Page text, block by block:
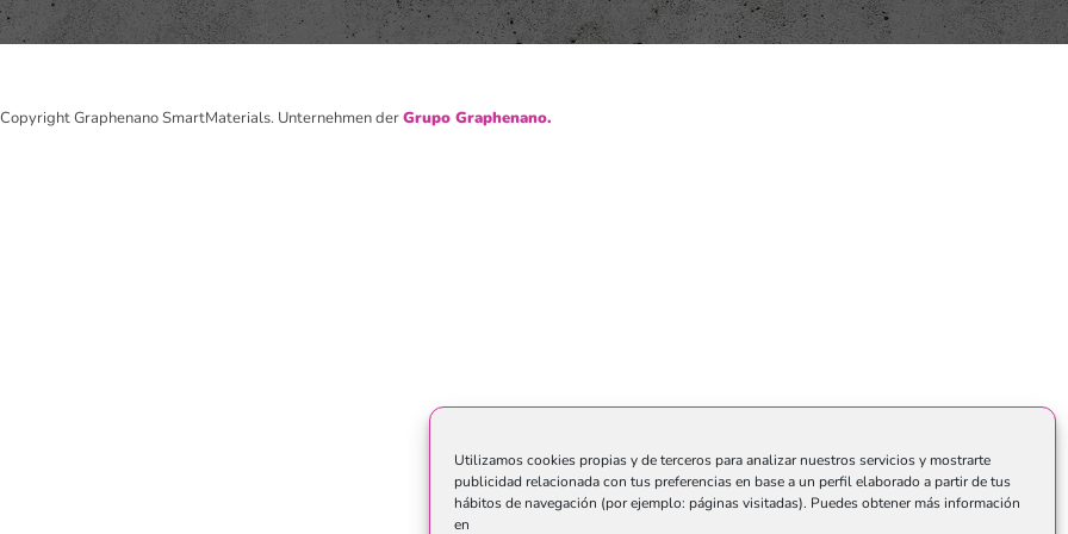
Utilizamos cookies propias y de terceros para analizar nuestros servicios y mostrarte
publicidad relacionada con tus preferencias en base a un perfil elaborado a partir de tus
hábitos de navegación (por ejemplo: páginas visitadas). Puedes obtener más información
en
Graphenano SmartMaterials. Unternehmen derGrupo Graphenano.